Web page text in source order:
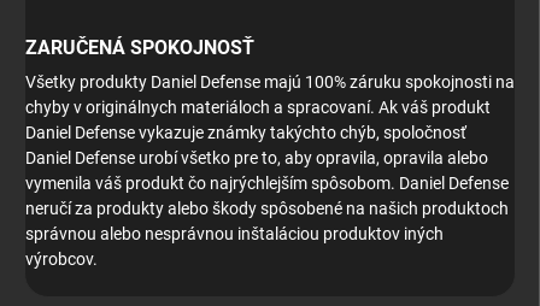
ZARUČENÁ SPOKOJNOSŤ
Všetky produkty Daniel Defense majú 100% záruku spokojnosti na
chyby v originálnych materiáloch a spracovaní. Ak váš produkt
Daniel Defense vykazuje známky takýchto chýb, spoločnosť
Daniel Defense urobí všetko pre to, aby opravila, opravila alebo
vymenila váš produkt čo najrýchlejším spôsobom. Daniel Defense
neručí za produkty alebo škody spôsobené na našich produktoch
správnou alebo nesprávnou inštaláciou produktov iných
výrobcov.